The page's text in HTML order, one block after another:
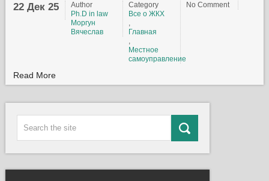
22 Дек 25
Author
Ph.D in law
Моргун
Вячеслав
Category
Все о ЖКХ
,
Главная
,
Местное
самоуправление
No Comment
Read More